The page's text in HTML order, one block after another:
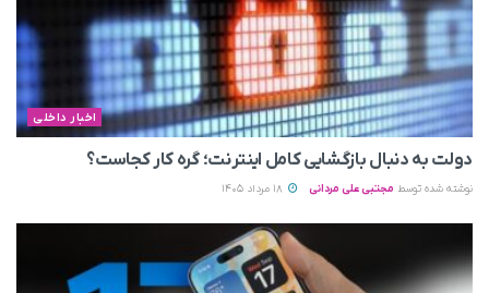
اخبار داخلی
دولت به دنبال بازگشایی کامل اینترنت؛ گره کار کجاست؟
نوشته شده توسط مجتبی علی مردانی